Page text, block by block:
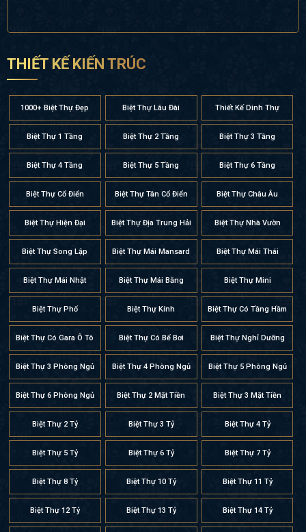
THIẾT KẾ KIẾN TRÚC
1000+ Biệt Thự Đẹp Biệt Thự Lâu Đài Thiết Kế Dinh Thự
Biệt Thự 1 Tầng Biệt Thự 2 Tầng Biệt Thự 3 Tầng
Biệt Thự 4 Tầng Biệt Thự 5 Tầng Biệt Thự 6 Tầng
Biệt Thự Cổ Điển Biệt Thự Tân Cổ Điển Biệt Thự Châu Âu
Biệt Thự Hiện Đại Biệt Thự Địa Trung Hải Biệt Thự Nhà Vườn
Biệt Thự Song Lập Biệt Thự Mái Mansard Biệt Thự Mái Thái
Biệt Thự Mái Nhật Biệt Thự Mái Bằng Biệt Thự Mini
Biệt Thự Phố Biệt Thự Kính Biệt Thự Có Tầng Hầm
Biệt Thự Có Gara Ô Tô Biệt Thự Có Bể Bơi Biệt Thự Nghỉ Dưỡng
Biệt Thự 3 Phòng Ngủ Biệt Thự 4 Phòng Ngủ Biệt Thự 5 Phòng Ngủ
Biệt Thự 6 Phòng Ngủ Biệt Thự 2 Mặt Tiền Biệt Thự 3 Mặt Tiền
Biệt Thự 2 Tỷ Biệt Thự 3 Tỷ Biệt Thự 4 Tỷ
Biệt Thự 5 Tỷ Biệt Thự 6 Tỷ Biệt Thự 7 Tỷ
Biệt Thự 8 Tỷ Biệt Thự 10 Tỷ Biệt Thự 11 Tỷ
Biệt Thự 12 Tỷ Biệt Thự 13 Tỷ Biệt Thự 14 Tỷ